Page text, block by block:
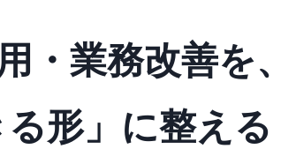
・業務改善を、
形」に整える